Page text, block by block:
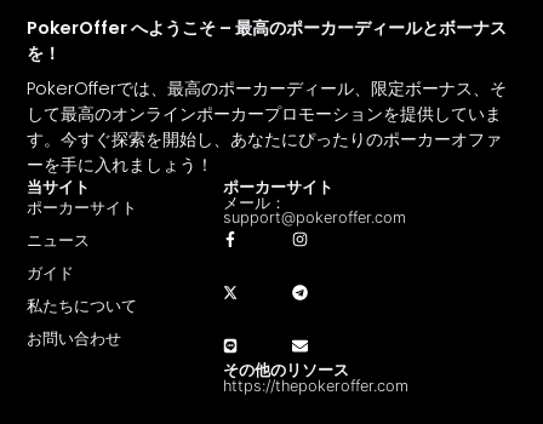
PokerOffer へようこそ – 最高のポーカーディールとボーナス
を！
PokerOfferでは、最高のポーカーディール、限定ボーナス、そ
して最高のオンラインポーカープロモーションを提供していま
す。今すぐ探索を開始し、あなたにぴったりのポーカーオファ
ーを手に入れましょう！
当サイト
ポーカーサイト
ニュース
ガイド
私たちについて
お問い合わせ
ポーカーサイト
メール：
support@pokeroffer.com
その他のリソース
https://thepokeroffer.com